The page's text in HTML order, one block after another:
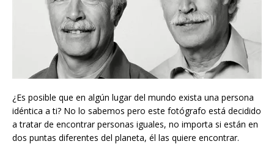
¿Es posible que en algún lugar del mundo exista una persona
idéntica a ti? No lo sabemos pero este fotógrafo está decidido
a tratar de encontrar personas iguales, no importa si están en
dos puntas diferentes del planeta, él las quiere encontrar.